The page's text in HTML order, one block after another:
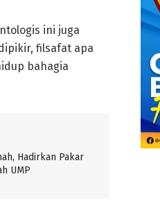
ini juga
filsafat apa
bahagia
Hadirkan Pakar
UMP